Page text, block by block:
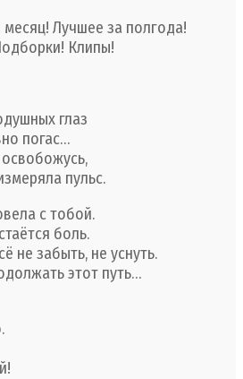
Лучшее за полгода!
Клипы!
глаз
погас…
пульс.
с тобой.
боль.
не забыть, не уснуть.
этот путь…